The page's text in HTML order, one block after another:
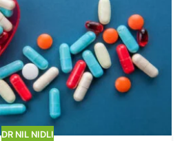
DR NIL NIDLI